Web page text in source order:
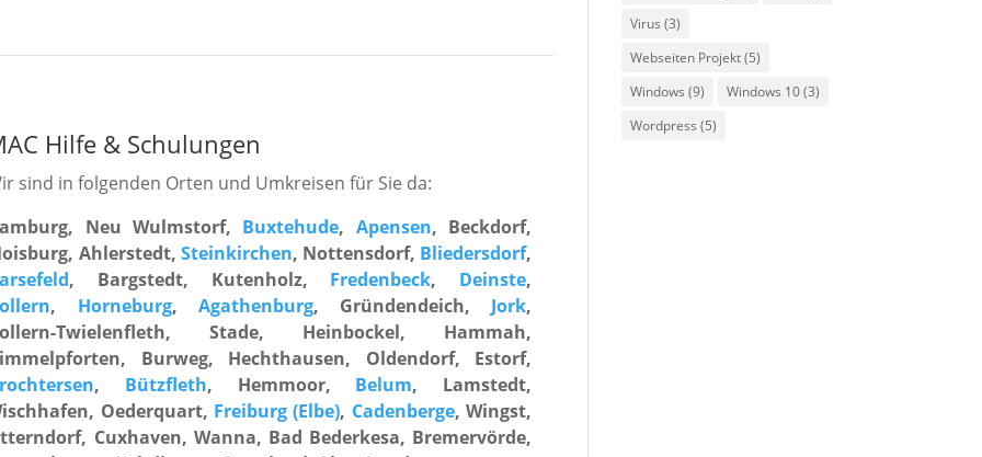
Hilfe & Schulungen
sind in folgenden Orten und Umkreisen für Sie da:
Neu Wulmstorf, Buxtehude, Apensen, Beckdorf,
Ahlerstedt, Steinkirchen, Nottensdorf, Bliedersdorf,
, Bargstedt, Kutenholz, Fredenbeck, Deinste,
, Horneburg, Agathenburg, Gründendeich, Jork,
Twielenfleth, Stade, Heinbockel, Hammah,
Burweg, Hechthausen, Oldendorf, Estorf,
, Bützfleth, Hemmoor, Belum, Lamstedt,
Oederquart, Freiburg (Elbe), Cadenberge, Wingst,
Cuxhaven, Wanna, Bad Bederkesa, Bremervörde,
Virus (3)
Webseiten Projekt(5)
Windows (9) Windows 10(3)
Wordpress (5)